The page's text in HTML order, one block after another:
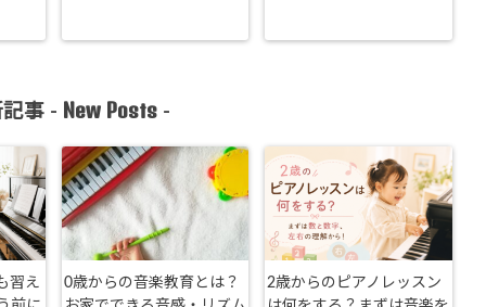
事 - New Posts -
習え
0歳からの音楽教育とは？
2歳からのピアノレッスン